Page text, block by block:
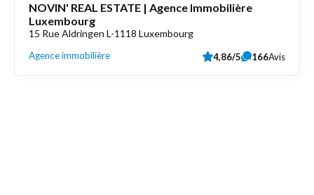
NOVIN' REAL ESTATE | Agence Immobilière
Luxembourg
15 Rue Aldringen L-1118 Luxembourg
Agence immobilière 4,86/5 166Avis